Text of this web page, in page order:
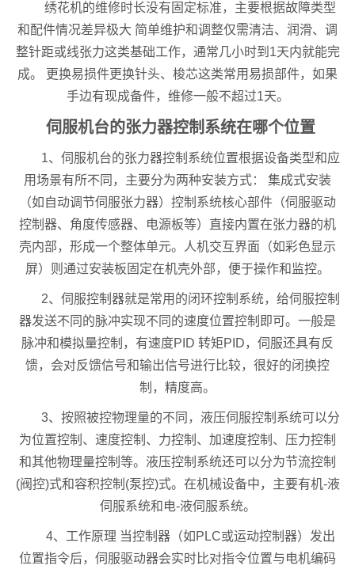
绣花机的维修时长没有固定标准，主要根据故障类型
和配件情况差异极大 简单维护和调整仅需清洁、润滑、调
整针距或线张力这类基础工作，通常几小时到1天内就能完
成。 更换易损件更换针头、梭芯这类常用易损部件，如果
手边有现成备件，维修一般不超过1天。
伺服机台的张力器控制系统在哪个位置
1、伺服机台的张力器控制系统位置根据设备类型和应
用场景有所不同，主要分为两种安装方式： 集成式安装
（如自动调节伺服张力器）控制系统核心部件（伺服驱动
控制器、角度传感器、电源板等）直接内置在张力器的机
壳内部，形成一个整体单元。人机交互界面（如彩色显示
屏）则通过安装板固定在机壳外部，便于操作和监控。
2、伺服控制器就是常用的闭环控制系统，给伺服控制
器发送不同的脉冲实现不同的速度位置控制即可。一般是
脉冲和模拟量控制，有速度PID 转矩PID，伺服还具有反
馈，会对反馈信号和输出信号进行比较，很好的闭换控
制，精度高。
3、按照被控物理量的不同，液压伺服控制系统可以分
为位置控制、速度控制、力控制、加速度控制、压力控制
和其他物理量控制等。液压控制系统还可以分为节流控制
(阀控)式和容积控制(泵控)式。在机械设备中，主要有机-液
伺服系统和电-液伺服系统。
4、工作原理 当控制器（如PLC或运动控制器）发出
位置指令后，伺服驱动器会实时比对指令位置与电机编码